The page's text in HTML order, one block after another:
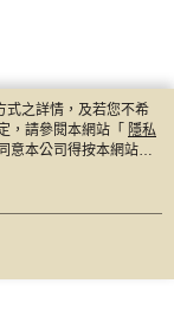
式之詳情，及若您不希
，請參閱本網站「 隱私
意本公司得按本網站使